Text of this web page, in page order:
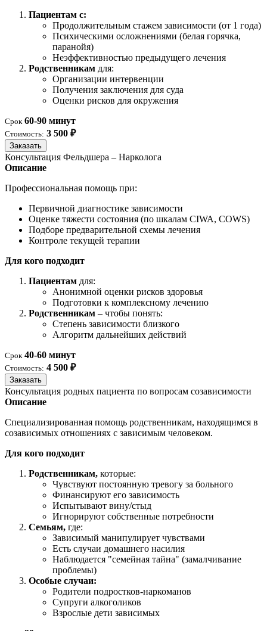
Пациентам с:
Продолжительным стажем зависимости (от 1 года)
Психическими осложнениями (белая горячка,
паранойя)
Неэффективностью предыдущего лечения
Родственникам для:
Организации интервенции
Получения заключения для суда
Оценки рисков для окружения
Срок 60-90 минут
Стоимость: 3 500 ₽
Заказать
Консультация Фельдшера – Нарколога
Описание
Профессиональная помощь при:
Первичной диагностике зависимости
Оценке тяжести состояния (по шкалам CIWA, COWS)
Подборе предварительной схемы лечения
Контроле текущей терапии
Для кого подходит
Пациентам для:
Анонимной оценки рисков здоровья
Подготовки к комплексному лечению
Родственникам – чтобы понять:
Степень зависимости близкого
Алгоритм дальнейших действий
Срок 40-60 минут
Стоимость: 4 500 ₽
Заказать
Консультация родных пациента по вопросам созависимости
Описание
Специализированная помощь родственникам, находящимся в
созависимых отношениях с зависимым человеком.
Для кого подходит
Родственникам, которые:
Чувствуют постоянную тревогу за больного
Финансируют его зависимость
Испытывают вину/стыд
Игнорируют собственные потребности
Семьям, где:
Зависимый манипулирует чувствами
Есть случаи домашнего насилия
Наблюдается "семейная тайна" (замалчивание
проблемы)
Особые случаи:
Родители подростков-наркоманов
Супруги алкоголиков
Взрослые дети зависимых